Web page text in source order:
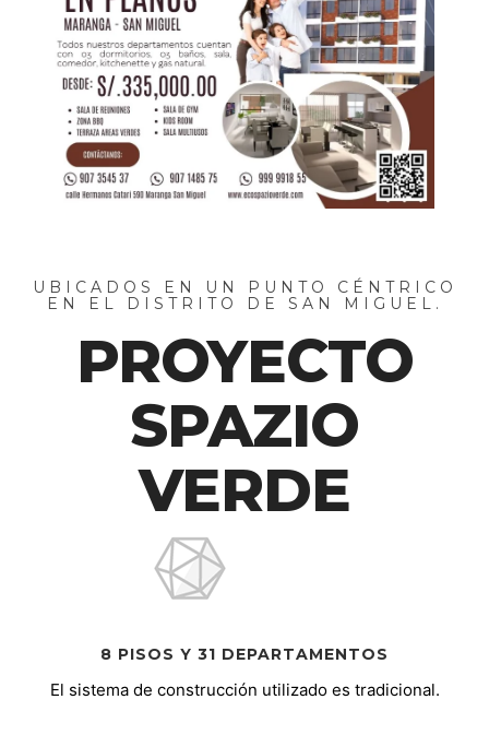
UBICADOS EN UN PUNTO CÉNTRICO
EN EL DISTRITO DE SAN MIGUEL.
PROYECTO
SPAZIO
VERDE
8 PISOS Y 31 DEPARTAMENTOS
El sistema de construcción utilizado es tradicional.